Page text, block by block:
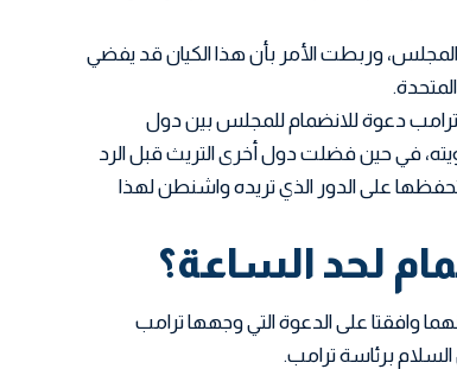
وربطت الأمر بأن هذا الكيان قد يفضي
ترامب دعوة للانضمام للمجلس بين دول
في حين فضلت دول أخرى التريث قبل الرد
على الدور الذي تريده واشنطن لهذا
لحد الساعة؟
وافقتا على الدعوة التي وجهها ترامب
السلام برئاسة ترامب.